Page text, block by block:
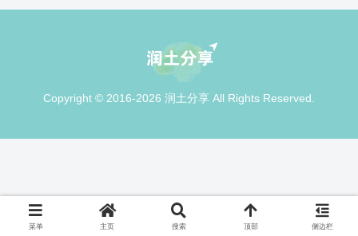
Copyright © 2016-2026 润土分享 All Rights Reserved.
菜单 主页 搜索 顶部 侧边栏